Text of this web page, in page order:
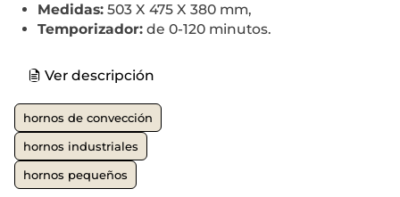
Medidas: 503 X 475 X 380 mm,
Temporizador: de 0-120 minutos.
Ver descripción
hornos de convección
hornos industriales
hornos pequeños